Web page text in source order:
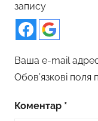
запису
Ваша e-mail
Обов’язкові поля
Коментар *